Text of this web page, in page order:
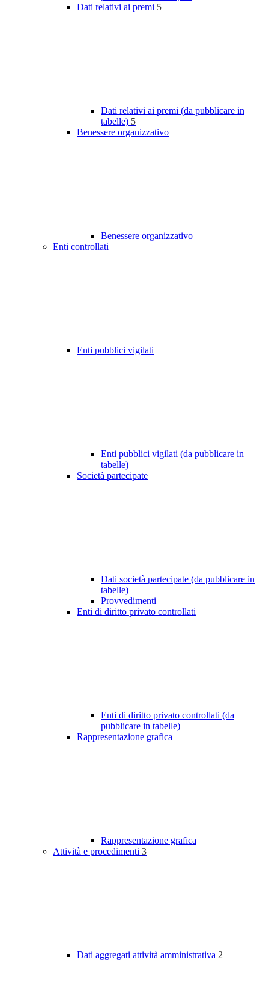
Dati relativi ai premi 5
Dati relativi ai premi (da pubblicare in
tabelle) 5
Benessere organizzativo
Benessere organizzativo
Enti controllati
Enti pubblici vigilati
Enti pubblici vigilati (da pubblicare in
tabelle)
Società partecipate
Dati società partecipate (da pubblicare in
tabelle)
Provvedimenti
Enti di diritto privato controllati
Enti di diritto privato controllati (da
pubblicare in tabelle)
Rappresentazione grafica
Rappresentazione grafica
Attività e procedimenti 3
Dati aggregati attività amministrativa 2